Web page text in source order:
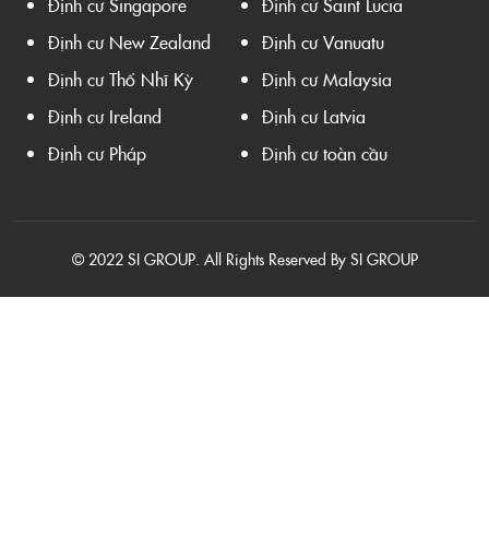
Định cư New Zealand
Định cư Vanuatu
Định cư Thổ Nhĩ Kỳ
Định cư Malaysia
Định cư Ireland
Định cư Latvia
Định cư Pháp
Định cư toàn cầu
© 2022 SI GROUP. All Rights Reserved By SI GROUP